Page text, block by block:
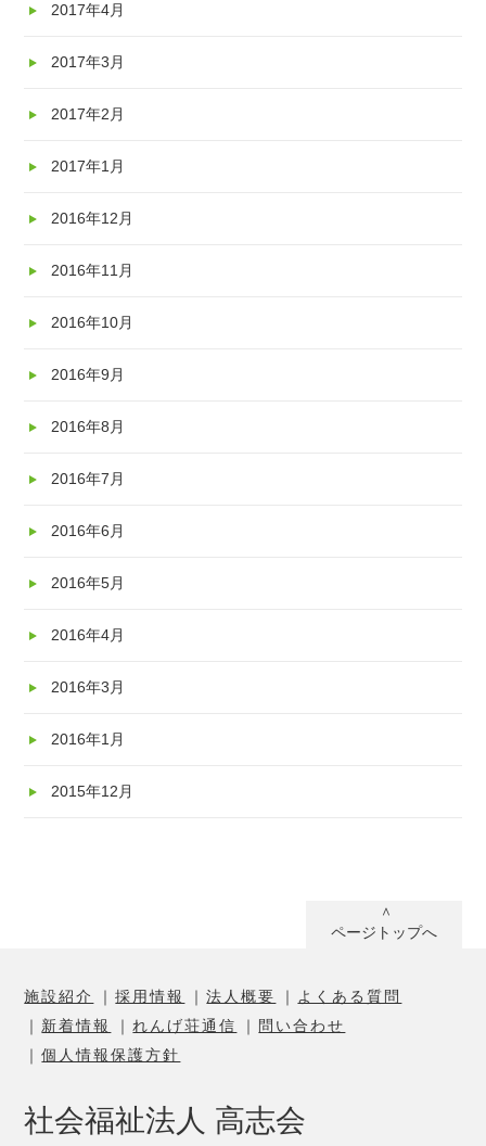
2017年4月
2017年3月
2017年2月
2017年1月
2016年12月
2016年11月
2016年10月
2016年9月
2016年8月
2016年7月
2016年6月
2016年5月
2016年4月
2016年3月
2016年1月
2015年12月
ページトップへ
施設紹介 採用情報 法人概要
よくある質問
新着情報
れんげ荘通信
問い合わせ
個人情報保護方針
社会福祉法人 高志会